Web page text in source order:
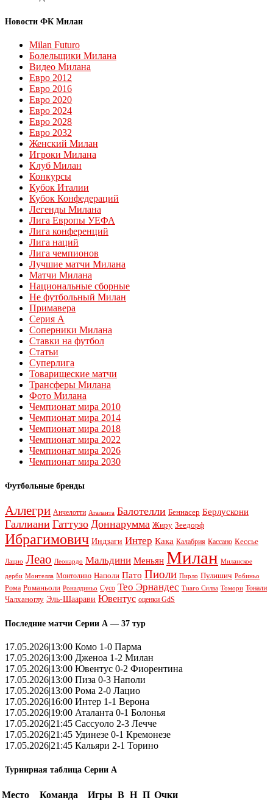
Новости ФК Милан
Milan Futuro
Болельщики Милана
Видео Милана
Евро 2012
Евро 2016
Евро 2020
Евро 2024
Евро 2028
Евро 2032
Женский Милан
Игроки Милана
Клуб Милан
Конкурсы
Кубок Италии
Кубок Конфедераций
Легенды Милана
Лига Европы УЕФА
Лига конференций
Лига наций
Лига чемпионов
Лучшие матчи Милана
Матчи Милана
Национальные сборные
Не футбольный Милан
Примавера
Серия А
Соперники Милана
Ставки на футбол
Статьи
Суперлига
Товарищеские матчи
Трансферы Милана
Фото Милана
Чемпионат мира 2010
Чемпионат мира 2014
Чемпионат мира 2018
Чемпионат мира 2022
Чемпионат мира 2026
Чемпионат мира 2030
Футбольные бренды
Аллегри Анчелотти Аталанта Балотелли Беннасер Берлускони
Галлиани Гаттузо Доннарумма Жиру Зеедорф
Ибрагимович Индзаги Интер Кака Калабрия Кассано Кессье
Лацио Леао Леонардо Мальдини Меньян Милан Миланское
дерби Монтелла Монтоливо Наполи Пато Пиоли Пирло Пулишич Робиньо
Рома Романьоли Роналдиньо Сусо Тео Эрнандес Тиаго Силва Томори Тонали
Чалханоглу Эль-Шаарави Ювентус оценки GdS
Последние матчи Серии А — 37 тур
17.05.2026|13:00 Комо 1-0 Парма
17.05.2026|13:00 Дженоа 1-2 Милан
17.05.2026|13:00 Ювентус 0-2 Фиорентина
17.05.2026|13:00 Пиза 0-3 Наполи
17.05.2026|13:00 Рома 2-0 Лацио
17.05.2026|16:00 Интер 1-1 Верона
17.05.2026|19:00 Аталанта 0-1 Болонья
17.05.2026|21:45 Сассуоло 2-3 Лечче
17.05.2026|21:45 Удинезе 0-1 Кремонезе
17.05.2026|21:45 Кальяри 2-1 Торино
Турнирная таблица Серии А
Место Команда Игры В Н П Очки